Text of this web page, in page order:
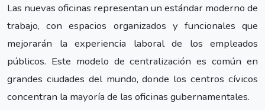
Las nuevas oficinas representan un estándar moderno de
trabajo, con espacios organizados y funcionales que
mejorarán la experiencia laboral de los empleados
públicos. Este modelo de centralización es común en
grandes ciudades del mundo, donde los centros cívicos
concentran la mayoría de las oficinas gubernamentales.